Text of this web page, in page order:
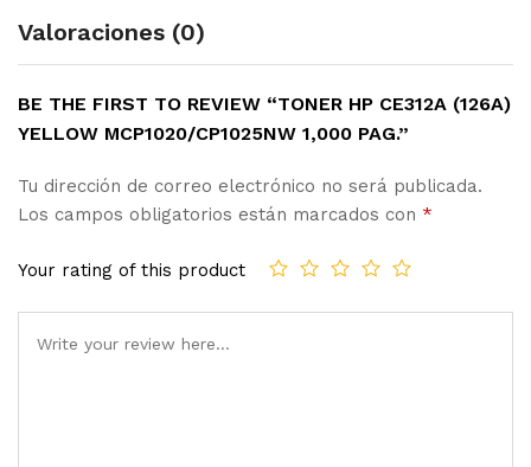
Valoraciones (0)
BE THE FIRST TO REVIEW “TONER HP CE312A (126A)
YELLOW MCP1020/CP1025NW 1,000 PAG.”
Tu dirección de correo electrónico no será publicada.
Los campos obligatorios están marcados con *
Your rating of this product